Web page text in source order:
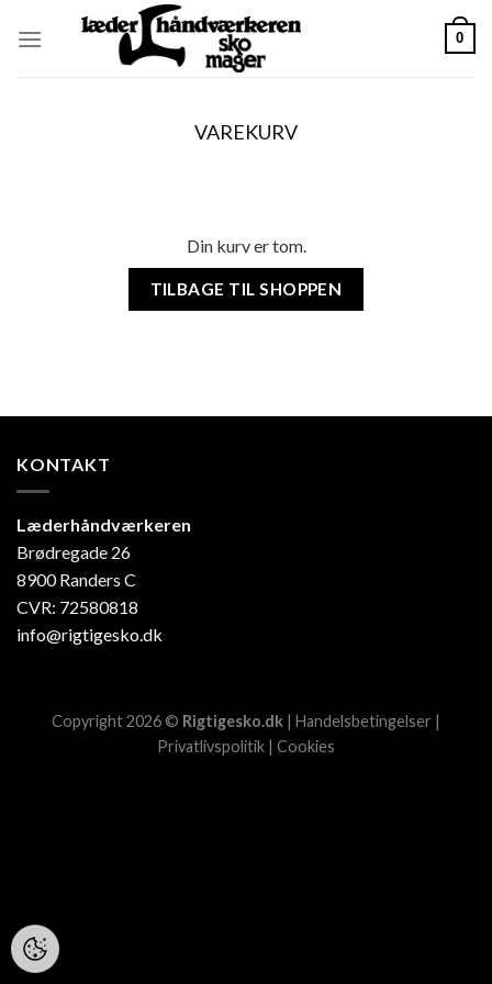
0
VAREKURV
Din kurv er tom.
TILBAGE TIL SHOPPEN
KONTAKT
Læderhåndværkeren
Brødregade 26
8900 Randers C
CVR: 72580818
info@rigtigesko.dk
Copyright 2026 © Rigtigesko.dk | Handelsbetingelser |
Privatlivspolitik | Cookies